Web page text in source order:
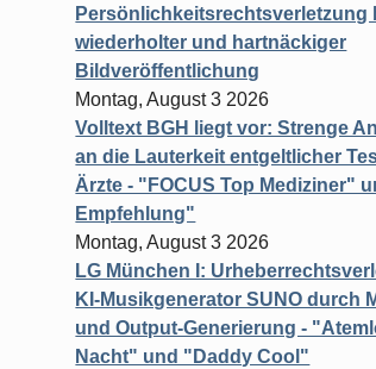
Persönlichkeitsrechtsverletzung
wiederholter und hartnäckiger
Bildveröffentlichung
Montag, August 3 2026
Volltext BGH liegt vor: Strenge
an die Lauterkeit entgeltlicher
Ärzte - "FOCUS Top Mediziner"
Empfehlung"
Montag, August 3 2026
LG München I:
KI-Musikgenerator SUNO durch
und Output-Generierung -
Nacht" und "Daddy Cool"